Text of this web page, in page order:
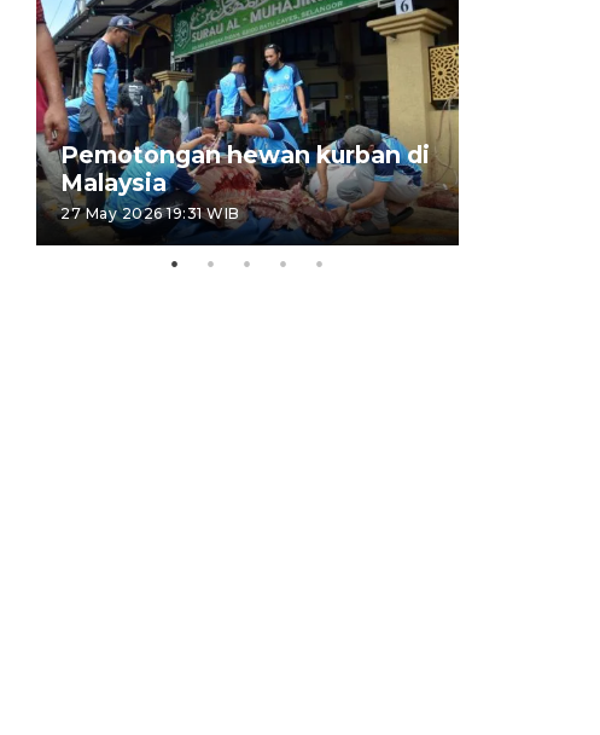
Pemotongan hewan kurban di
Malaysia
27 May 2026 19:31 WIB